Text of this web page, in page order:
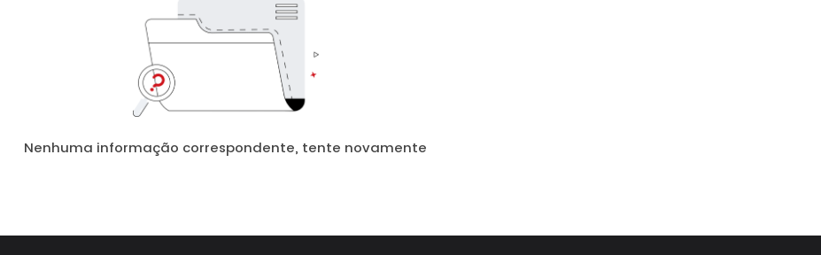
Nenhuma informação correspondente, tente novamente